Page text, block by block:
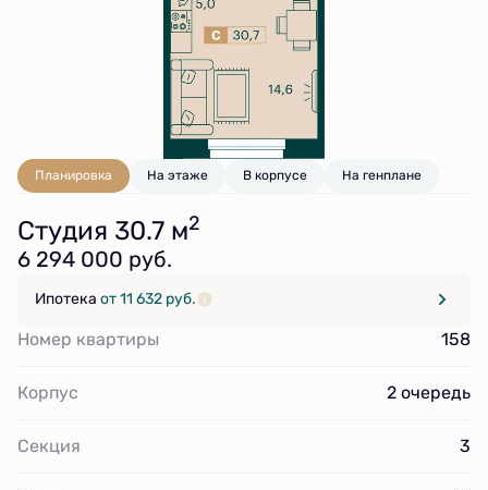
Планировка На этаже В корпусе На генплане
Студия 30.7 м2
6 294 000 руб.
Ипотека от 11 632 руб.
Номер квартиры 158
Корпус 2 очередь
Секция 3